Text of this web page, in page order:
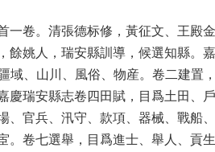
卷。清張德标修，黃征文、王殿
姚人，瑞安縣訓導，候選知縣。
、山川、風俗、物産。卷二建置
瑞安縣志卷四田賦，目爲土田、
官兵、汛守、款項、器械、戰船
卷七選舉，目爲進士、舉人、貢